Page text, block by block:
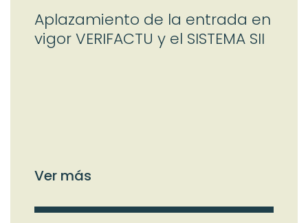
Aplazamiento de la entrada en
vigor VERIFACTU y el SISTEMA SII
Ver más